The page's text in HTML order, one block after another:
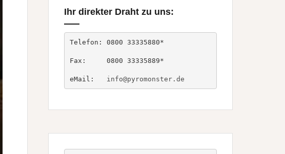
Ihr direkter Draht zu uns:
Telefon: 0800 33335880*
Fax:     0800 33335889*
eMail: info@pyromonster.de